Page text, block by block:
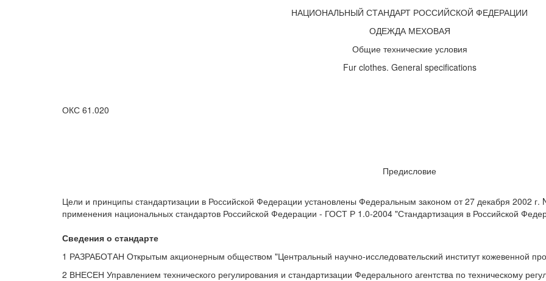
НАЦИОНАЛЬНЫЙ СТАНДАРТ РОССИЙСКОЙ ФЕДЕРАЦИИ
ОДЕЖДА МЕХОВАЯ
Общие технические условия
Fur clothes. General specifications
ОКС 61.020
Предисловие
Цели и принципы стандартизации в Российской Федерации установлены Федеральным законом от 27 декабря 2002
применения национальных стандартов Российской Федерации - ГОСТ Р 1.0-2004 "Стандартизация в Российской
Сведения о стандарте
1 РАЗРАБОТАН Открытым акционерным обществом "Центральный научно-исследовательский институт кожевенной
2 ВНЕСЕН Управлением технического регулирования и стандартизации Федерального агентства по техническому